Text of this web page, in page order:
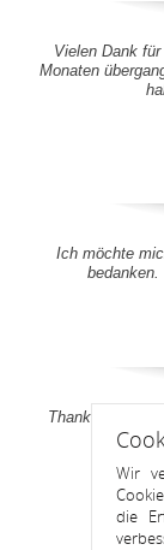
Vielen Dank
Monaten
Ich möchte
bedanken.
Thank you all
Wir
die